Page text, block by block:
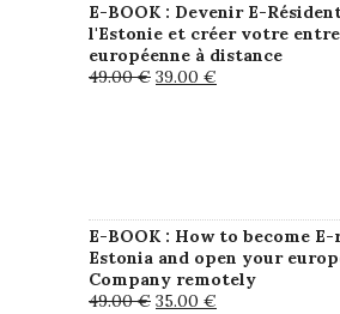
E-BOOK : Devenir E-
l'Estonie et créer votre
européenne à distance
49.00€ 39.00 €
E-BOOK : How to become
Estonia and open your
Company remotely
49.00€ 35.00 €